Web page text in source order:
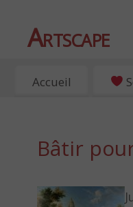
Artscape
EXPOSITIONS,
Accueil
Bâtir